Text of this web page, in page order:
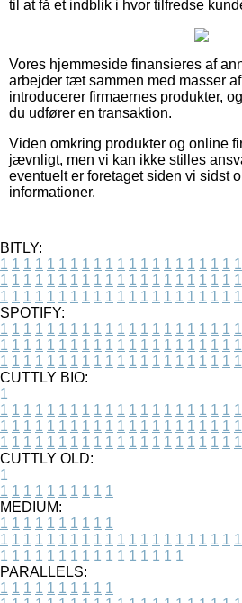
til at få et indblik i hvor tilfredse
Vores hjemmeside finansieres af
arbejder tæt sammen med masser
introducerer firmaernes produkter,
du udfører en transaktion.
Viden omkring produkter og online
jævnligt, men vi kan ikke stilles
eventuelt er foretaget siden vi sidst
informationer.
BITLY:
1 1 1 1 1 1 1 1 1 1 1 1 1 1 1 1 1 1 1 1 1
1 1 1 1 1 1 1 1 1 1 1 1 1 1 1 1 1 1 1 1 1
1 1 1 1 1 1 1 1 1 1 1 1 1 1 1 1 1 1 1 1 1
SPOTIFY:
1 1 1 1 1 1 1 1 1 1 1 1 1 1 1 1 1 1 1 1 1
1 1 1 1 1 1 1 1 1 1 1 1 1 1 1 1 1 1 1 1 1
1 1 1 1 1 1 1 1 1 1 1 1 1 1 1 1 1 1 1 1 1
CUTTLY BIO:
1
1 1 1 1 1 1 1 1 1 1 1 1 1 1 1 1 1 1 1 1 1
1 1 1 1 1 1 1 1 1 1 1 1 1 1 1 1 1 1 1 1 1
1 1 1 1 1 1 1 1 1 1 1 1 1 1 1 1 1 1 1 1 1
CUTTLY OLD:
1
1 1 1 1 1 1 1 1 1 1
MEDIUM:
1 1 1 1 1 1 1 1 1 1
1 1 1 1 1 1 1 1 1 1 1 1 1 1 1 1 1 1 1 1 1
1 1 1 1 1 1 1 1 1 1 1 1 1 1 1 1
PARALLELS:
1 1 1 1 1 1 1 1 1 1